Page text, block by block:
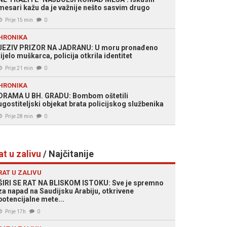
kažu da je važnije nešto sasvim drugo
Prije 15 min 0
PRIZOR NA JADRANU: U moru pronađeno
muškarca, policija otkrila identitet
Prije 21 min 0
U BH. GRADU: Bombom oštetili
objekat brata policijskog službenika
Prije 28 min 0
u zalivu / Najčitanije
U ZALIVU
SE RAT NA BLISKOM ISTOKU: Sve je spremno
napad na Saudijsku Arabiju, otkrivene
mete...
Prije 17h 0